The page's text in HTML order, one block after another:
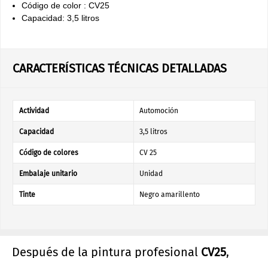
Código de color : CV25
Capacidad: 3,5 litros
CARACTERÍSTICAS TÉCNICAS DETALLADAS
Actividad Automoción
Capacidad 3,5 litros
Código de colores CV 25
Embalaje unitario Unidad
Tinte Negro amarillento
Después de la pintura profesional CV25,